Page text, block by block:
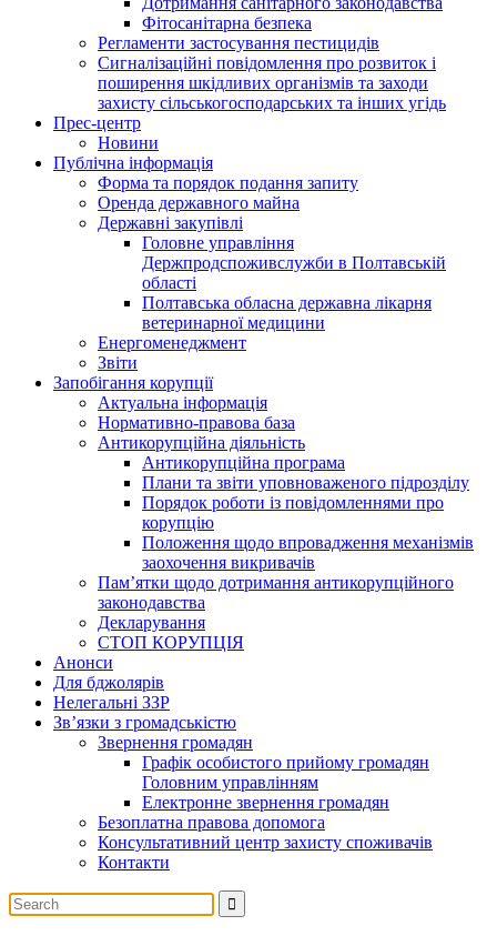
Фітосанітарна безпека
Регламенти застосування пестицидів
Сигналізаційні повідомлення про розвиток і
поширення шкідливих організмів та заходи
захисту сільськогосподарських та інших угідь
Прес-центр
Новини
Публічна інформація
Форма та порядок подання запиту
Оренда державного майна
Державні закупівлі
Головне управління
Держпродспоживслужби в Полтавській
області
Полтавська обласна державна лікарня
ветеринарної медицини
Енергоменеджмент
Звіти
Запобігання корупції
Актуальна інформація
Нормативно-правова база
Антикорупційна діяльність
Антикорупційна програма
Плани та звіти уповноваженого підрозділу
Порядок роботи із повідомленнями про
корупцію
Положення щодо впровадження механізмів
заохочення викривачів
Пам’ятки щодо дотримання антикорупційного
законодавства
Декларування
СТОП КОРУПЦІЯ
Анонси
Для бджолярів
Нелегальні ЗЗР
Зв’язки з громадськістю
Звернення громадян
Графік особистого прийому громадян
Головним управлінням
Електронне звернення громадян
Безоплатна правова допомога
Консультативний центр захисту споживачів
Контакти